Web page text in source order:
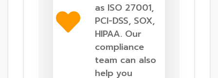
as ISO 27001,
PCI-DSS, SOX,
HIPAA. Our
compliance
team can also
help you